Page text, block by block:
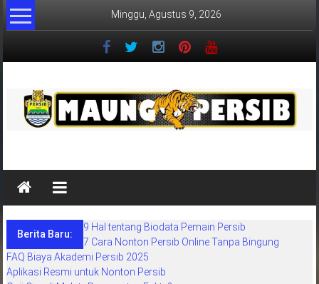
Lompat
ke
Minggu, Agustus 9, 2026
Maung
Persib
situs
berita
khusus
Berita Baru:
9 Hal tentang Biodata Pemain Persib
7 Cara Nonton Persib Online Tanpa Bingung
FAQ Biaya Akademi Persib 2025
Aplikasi Resmi untuk Nonton Persib